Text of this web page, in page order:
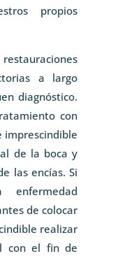
propios
a largo
diagnóstico.
con
imprescindible
de la boca y
las encías. Si
enfermedad
de colocar
realizar
con el fin de